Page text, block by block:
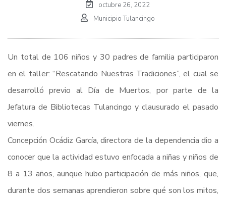
octubre 26, 2022
Municipio Tulancingo
Un total de 106 niños y 30 padres de familia participaron
en el taller: “Rescatando Nuestras Tradiciones”, el cual se
desarrolló previo al Día de Muertos, por parte de la
Jefatura de Bibliotecas Tulancingo y clausurado el pasado
viernes.
Concepción Ocádiz García, directora de la dependencia dio a
conocer que la actividad estuvo enfocada a niñas y niños de
8 a 13 años, aunque hubo participación de más niños, que,
durante dos semanas aprendieron sobre qué son los mitos,